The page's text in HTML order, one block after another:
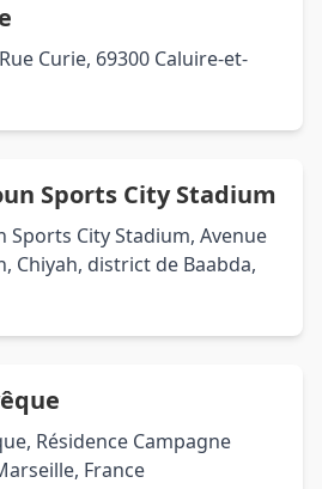
Curie, 69300 Caluire-et-
Sports City Stadium
Sports City Stadium, Avenue
Chiyah, district de Baabda,
Résidence Campagne
France